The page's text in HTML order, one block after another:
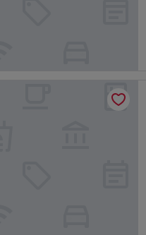
Indio - Coachella Valley by